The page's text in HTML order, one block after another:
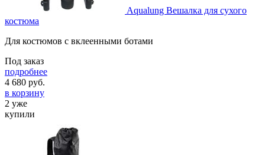
Aqualung Вешалка для сухого
костюма
Для костюмов с вклеенными ботами
Под заказ
подробнее
4 680 руб.
в корзину
2 уже
купили